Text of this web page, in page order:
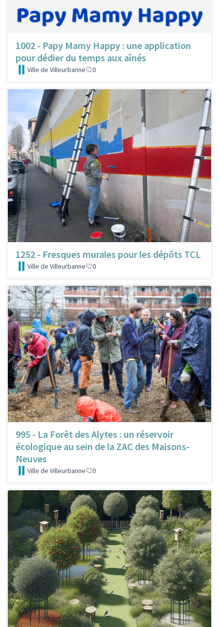
1002 - Papy Mamy Happy : une application
pour dédier du temps aux aînés
Ville de Villeurbanne 0
1252 - Fresques murales pour les dépôts TCL
Ville de Villeurbanne 0
995 - La Forêt des Alytes : un réservoir
écologique au sein de la ZAC des Maisons-
Neuves
Ville de Villeurbanne 0